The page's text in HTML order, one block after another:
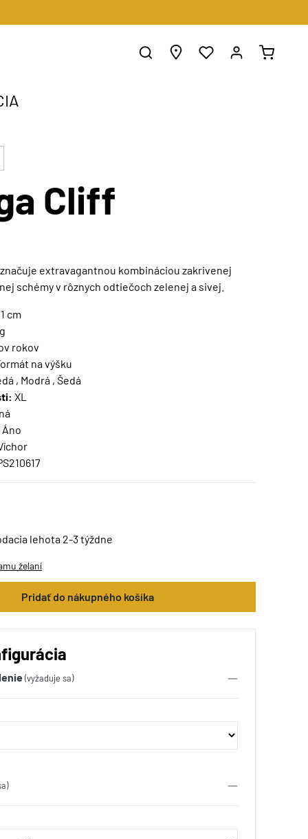
Cliff
extravagantnou kombináciou zakrivenej
schémy v rôznych odtiečoch zelenej a sivej.
cm
rokov
na výšku
, Modrá , Šedá
XL
Áno
lehota 2-3 týždne
želaní
Pridať do nákupného košíka
(vyžaduje sa)